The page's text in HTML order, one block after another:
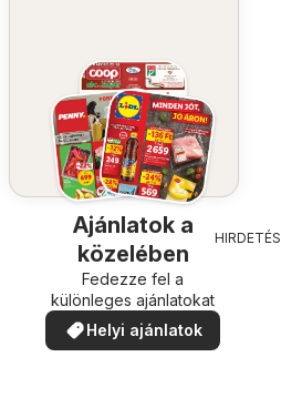
Ajánlatok a
közelében
Fedezze fel a
különleges ajánlatokat
Helyi ajánlatok
HIRDETÉS